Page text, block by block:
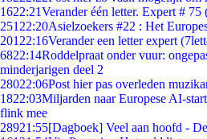
1622:21Verander één letter. Expert # 75
251 22:20Asielzoekers #22 : Het
201 22:16Verander een letter expert
6822:14Roddelpraat onder vuur:
minderjarigen deel 2
28022:06Post hier pas overleden
1822:03Miljarden naar Europese AI-
flink mee
28921:55[Dagboek] Veel aan hoofd -